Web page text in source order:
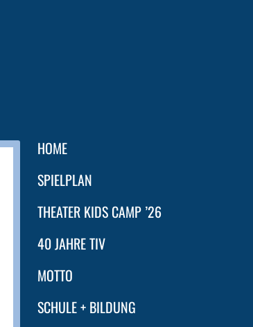
HOME
SPIELPLAN
THEATER KIDS CAMP ’26
40 JAHRE TIV
MOTTO
SCHULE + BILDUNG